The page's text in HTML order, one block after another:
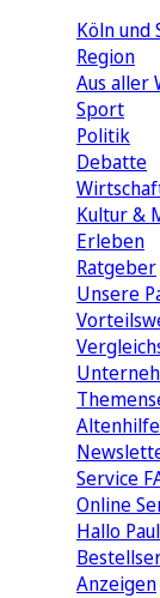
Köln und
Region
Aus aller
Sport
Politik
Debatte
Kultur &
Erleben
Ratgeber
Unsere
Altenhilfe
Service
Online
Hallo
Anzeigen